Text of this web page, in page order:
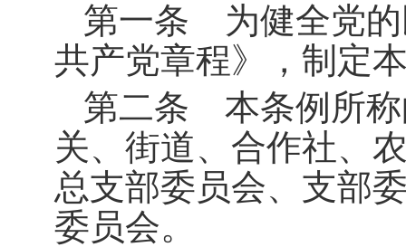
第一条 为健全党的
共产党章程》，制定
第二条 本条例所称
关、街道、合作社、
总支部委员会、支部
委员会。